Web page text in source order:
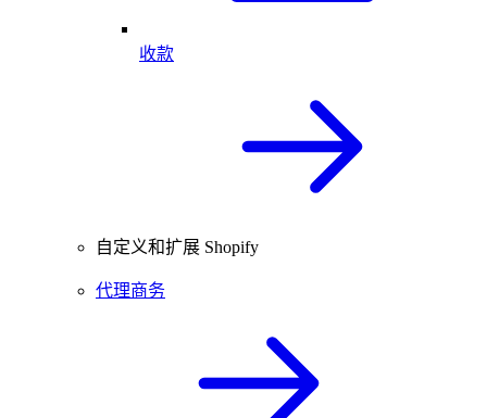
收款
自定义和扩展 Shopify
代理商务